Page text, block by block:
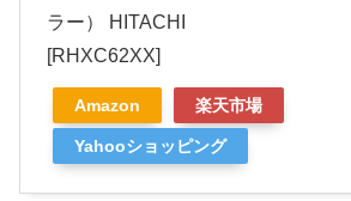
ラー） HITACHI
[RHXC62XX]
Amazon 楽天市場
Yahooショッピング